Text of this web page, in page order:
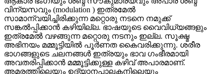
വിന്യസവും (modulation ) ഇത്രമേൽ
സാമാന്വയിച്ചിരിക്കുന്ന മറ്റൊരു നടനെ നമുക്ക്
സങ്കൽപ്പിക്കാൻ കഴിയില്ല. ഭാഷയുടെ വൈവിധ്യങ്ങളും
ഇത്രമേൽ വഴങ്ങുന്ന മറ്റൊരു നടനും ഇല്ല. സൂക്ഷ്മ
അഭിനയം മമ്മൂട്ടിയിൽ പൂർണത കൈവരിക്കുന്നു. ശരീര
ഭാഗങ്ങളുടെ ചലനങ്ങൾ ഇത്രയും ഭാവ ഗംഭീരമായി
അവതരിപ്പിക്കാൻ മമ്മൂട്ടിക്കുള്ള കഴിവ് അപാരമാണ്.
അമരത്തിലെയും ഉദ്യാനപാലകനിലെയും